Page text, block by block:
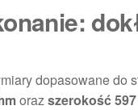
dopasowane do
orazszerokość